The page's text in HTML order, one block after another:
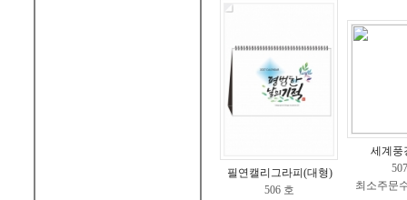
필연캘리그라피(대형)
506 호
세계풍
최소주문